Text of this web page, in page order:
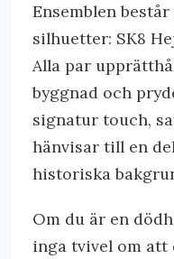
Ensemblen
silhuetter: SK8
Alla par
byggnad och
signatur touch,
hänvisar till en
historiska
Om du är en
inga tvivel om att